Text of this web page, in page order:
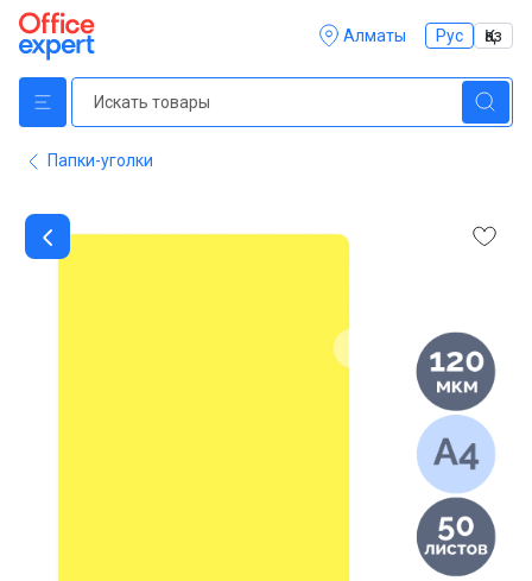
Алматы Рус Қаз
Папки-уголки